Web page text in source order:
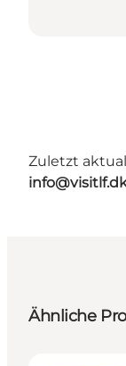
Zuletzt
Ähnliche